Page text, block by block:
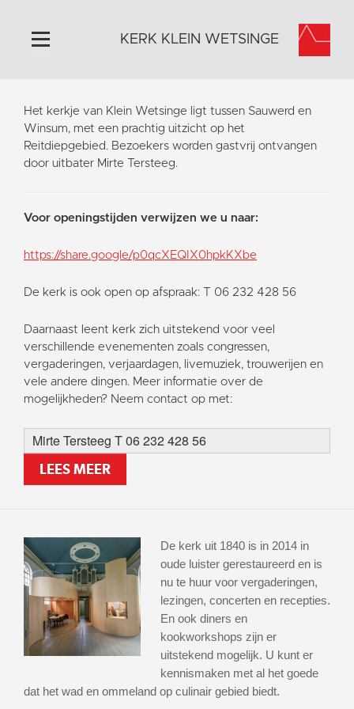
Home
Algemeen
Historie
Contact
Vaktaal
KERK KLEIN WETSINGE
Het kerkje van Klein Wetsinge ligt tussen Sauwerd en
Winsum, met een prachtig uitzicht op het
Reitdiepgebied. Bezoekers worden gastvrij ontvangen
door uitbater Mirte Tersteeg.
Voor openingstijden verwijzen we u naar:
https://share.google/p0qcXEQIX0hpkKXbe
De kerk is ook open op afspraak: T 06 232 428 56
Daarnaast leent kerk zich uitstekend voor veel
verschillende evenementen zoals congressen,
vergaderingen, verjaardagen, livemuziek, trouwerijen en
vele andere dingen. Meer informatie over de
mogelijkheden? Neem contact op met:
Mirte Tersteeg T 06 232 428 56
LEES MEER
De kerk uit 1840 is in 2014 in
oude luister gerestaureerd en is
nu te huur voor vergaderingen,
lezingen, concerten en recepties.
En ook diners en
kookworkshops zijn er
uitstekend mogelijk. U kunt er
kennismaken met al het goede
dat het wad en ommeland op culinair gebied biedt.